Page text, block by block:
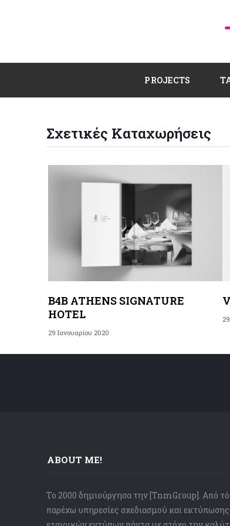
PROJECTS
Σχετικές Καταχωρήσεις
B4B ATHENS SIGNATURE
HOTEL
29 Ιανουαρίου 2020
ABOUT ME!
Το 2000 δημιούργησα την [TnmGroup]. Από
παρέχω υπηρεσίες σχεδιασμού και εκτύπωσης